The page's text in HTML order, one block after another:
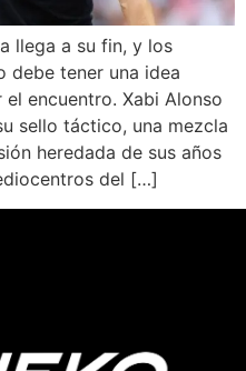
llega a su fin, y los
debe tener una idea
encuentro. Xabi Alonso
sello táctico, una mezcla
heredada de sus años
del […]